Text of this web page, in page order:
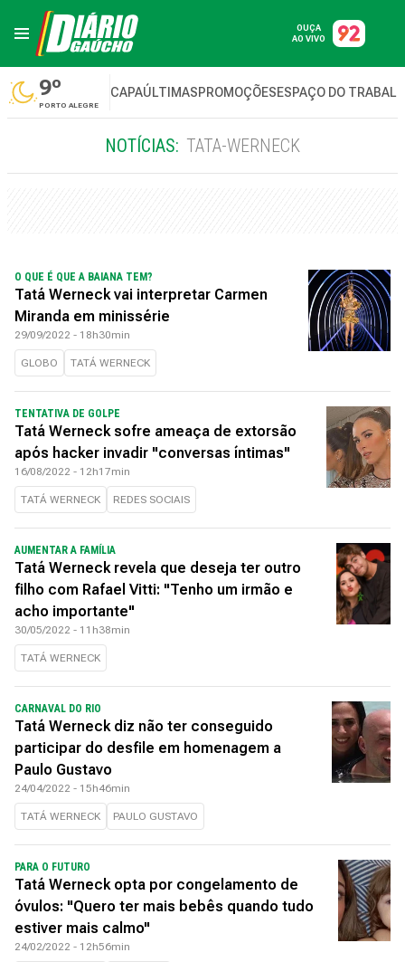
OUÇA
AO VIVO
9º
PORTO ALEGRE
CAPAÚLTIMASPROMOÇÕESESPAÇO DO
NOTÍCIAS: TATA-WERNECK
O QUE É QUE A BAIANA TEM?
Tatá Werneck vai interpretar Carmen
Miranda em minissérie
29/09/2022 - 18h30min
GLOBO TATÁ WERNECK
TENTATIVA DE GOLPE
Tatá Werneck sofre ameaça de extorsão
após hacker invadir "conversas íntimas"
16/08/2022 - 12h17min
TATÁ WERNECK REDES SOCIAIS
AUMENTAR A FAMÍLIA
Tatá Werneck revela que deseja ter outro
filho com Rafael Vitti: "Tenho um irmão e
acho importante"
30/05/2022 - 11h38min
TATÁ WERNECK
CARNAVAL DO RIO
Tatá Werneck diz não ter conseguido
participar do desfile em homenagem a
Paulo Gustavo
24/04/2022 - 15h46min
TATÁ WERNECK PAULO GUSTAVO
PARA O FUTURO
Tatá Werneck opta por congelamento de
óvulos: "Quero ter mais bebês quando tudo
estiver mais calmo"
24/02/2022 - 12h56min